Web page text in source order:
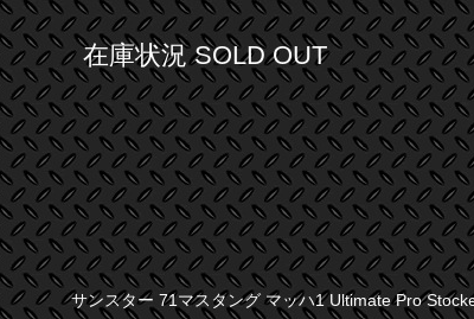
在庫状況 SOLD OUT
サンスター 71マスタング マッハ1 Ultimate Pro